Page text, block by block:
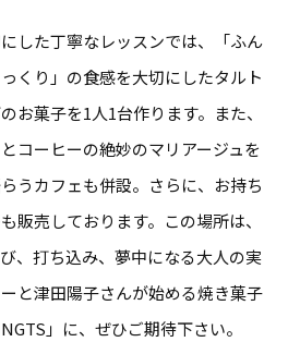
した丁寧なレッスンでは、「ふん
くり」の食感を大切にしたタルト
お菓子を1人1台作ります。また、
コーヒーの絶妙のマリアージュを
うカフェも併設。さらに、お持ち
販売しております。この場所は、
、打ち込み、夢中になる大人の実
と津田陽子さんが始める焼き菓子
」に、ぜひご期待下さい。